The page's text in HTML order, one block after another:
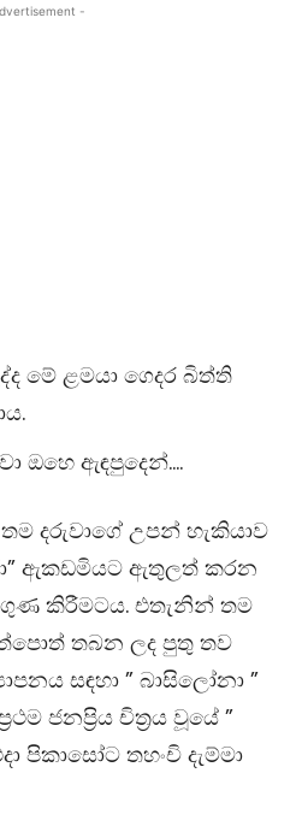
-
මේ ළමයා ගෙදර බිත්ති
ඔහෙ ඇඳපුදෙන්….
දරුවාගේ උපන් හැකියාව
ඇකඩමියට ඇතුලත් කරන
කිරීමටය. එතැනින් තම
තබන ලද පුතු තව
සඳහා ” බාසිලෝනා ”
ජනප්‍රිය චිත්‍රය වූයේ ”
පිකාසෝට තහංචි දැම්මා